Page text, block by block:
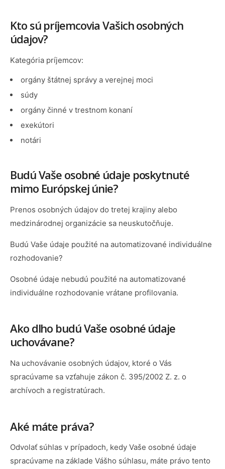
Kto sú príjemcovia Vašich osobných
údajov?
Kategória príjemcov:
orgány štátnej správy a verejnej moci
súdy
orgány činné v trestnom konaní
exekútori
notári
Budú Vaše osobné údaje poskytnuté
mimo Európskej únie?
Prenos osobných údajov do tretej krajiny alebo
medzinárodnej organizácie sa neuskutočňuje.
Budú Vaše údaje použité na automatizované individuálne
rozhodovanie?
Osobné údaje nebudú použité na automatizované
individuálne rozhodovanie vrátane profilovania.
Ako dlho budú Vaše osobné údaje
uchovávane?
Na uchovávanie osobných údajov, ktoré o Vás
spracúvame sa vzťahuje zákon č. 395/2002 Z. z. o
archívoch a registratúrach.
Aké máte práva?
Odvolať súhlas v prípadoch, kedy Vaše osobné údaje
spracúvame na základe Vášho súhlasu, máte právo tento